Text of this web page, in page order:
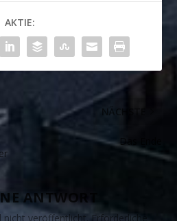
AKTIE:
NÄCHSTE
Das Ende
ANTWORT
nicht veröffentlicht. Erforderliche